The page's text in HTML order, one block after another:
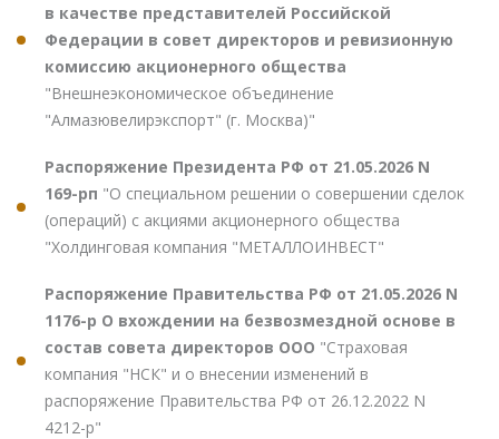
в качестве представителей Российской
Федерации в совет директоров и ревизионную
комиссию акционерного общества
"Внешнеэкономическое объединение
"Алмазювелирэкспорт" (г. Москва)"
Распоряжение Президента РФ от 21.05.2026 N
169-рп "О специальном решении о совершении сделок
(операций) с акциями акционерного общества
"Холдинговая компания "МЕТАЛЛОИНВЕСТ"
Распоряжение Правительства РФ от 21.05.2026 N
1176-р О вхождении на безвозмездной основе в
состав совета директоров ООО "Страховая
компания "НСК" и о внесении изменений в
распоряжение Правительства РФ от 26.12.2022 N
4212-р"